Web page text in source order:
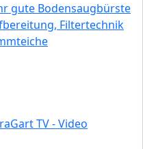
gute Bodensaugbürste
Filtertechnik
TV - Video